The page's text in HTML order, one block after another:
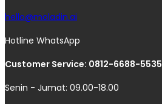
hello@moladin.ai
Hotline WhatsApp
Customer Service: 0812-6688-5535
Senin - Jumat: 09.00-18.00